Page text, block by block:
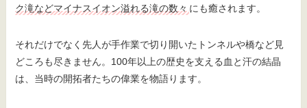
ク滝などマイナスイオン溢れる滝の数々 にも癒されます。
それだけでなく先人が手作業で切り開いたトンネルや橋など見
どころも尽きません。100年以上の歴史を支える血と汗の結晶
は、当時の開拓者たちの偉業を物語ります。